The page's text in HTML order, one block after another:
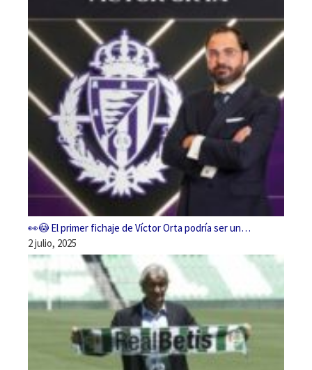
👀😳 El primer fichaje de Víctor Orta podría ser un…
2 julio, 2025